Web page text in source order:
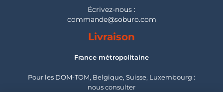
Écrivez-nous :
commande@soburo.com
Livraison
France métropolitaine
Pour les DOM-TOM, Belgique, Suisse, Luxembourg :
nous consulter